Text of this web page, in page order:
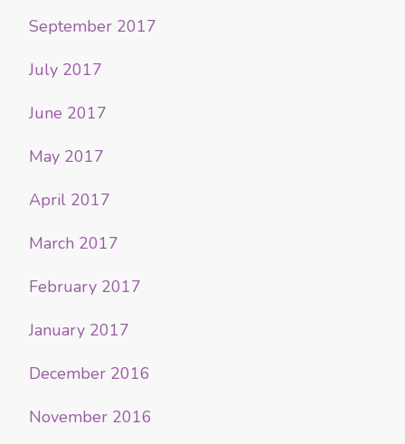
September 2017
July 2017
June 2017
May 2017
April 2017
March 2017
February 2017
January 2017
December 2016
November 2016